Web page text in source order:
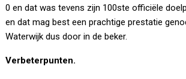
0 en dat was tevens zijn 100ste officiële
en dat mag best een prachtige prestatie
Waterwijk dus door in de beker.
Verbeterpunten.